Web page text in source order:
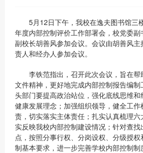
5月12日下午，我校在逸夫图书馆三
年度内部控制评价工作部署会，校党委副
副校长胡善风参加会议。会议由胡善风主
责人和经办人参加会议。
李铁范指出，召开此次会议，旨在帮
文件精神，更好地完成内部控制报告编
头部门要提高政治站位，强化底线思维
健康发展理念；加强组织领导，健全工
责，切实落实主体责任；扎实认真梳理
实反映我校内部控制建设情况；针对查
点，按照分事行权、分岗设权、分级授
制基本要求，进一步完善学校内部控制制